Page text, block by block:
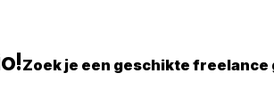
Zoek je een geschikte freelance